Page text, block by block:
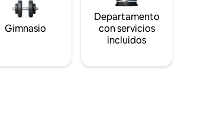
Gimnasio
Departamento
con servicios
incluidos